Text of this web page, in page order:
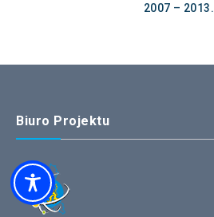
2007 – 2013.
Biuro Projektu